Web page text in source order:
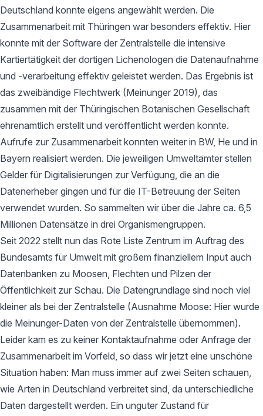
Deutschland konnte eigens angewählt werden. Die
Zusammenarbeit mit Thüringen war besonders effektiv. Hier
konnte mit der Software der Zentralstelle die intensive
Kartiertätigkeit der dortigen Lichenologen die Datenaufnahme
und -verarbeitung effektiv geleistet werden. Das Ergebnis ist
das zweibändige Flechtwerk (Meinunger 2019), das
zusammen mit der Thüringischen Botanischen Gesellschaft
ehrenamtlich erstellt und veröffentlicht werden konnte.
Aufrufe zur Zusammenarbeit konnten weiter in BW, He und in
Bayern realisiert werden. Die jeweiligen Umweltämter stellen
Gelder für Digitalisierungen zur Verfügung, die an die
Datenerheber gingen und für die IT-Betreuung der Seiten
verwendet wurden. So sammelten wir über die Jahre ca. 6,5
Millionen Datensätze in drei Organismengruppen.
Seit 2022 stellt nun das Rote Liste Zentrum im Auftrag des
Bundesamts für Umwelt mit großem finanziellem Input auch
Datenbanken zu Moosen, Flechten und Pilzen der
Öffentlichkeit zur Schau. Die Datengrundlage sind noch viel
kleiner als bei der Zentralstelle (Ausnahme Moose: Hier wurde
die Meinunger-Daten von der Zentralstelle übernommen).
Leider kam es zu keiner Kontaktaufnahme oder Anfrage der
Zusammenarbeit im Vorfeld, so dass wir jetzt eine unschöne
Situation haben: Man muss immer auf zwei Seiten schauen,
wie Arten in Deutschland verbreitet sind, da unterschiedliche
Daten dargestellt werden. Ein unguter Zustand für